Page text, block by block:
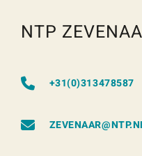
NTP
+31(0)313478587